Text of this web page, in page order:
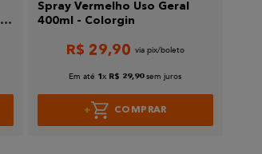
Spray Vermelho Uso Geral
400ml - Colorgin
R$ 29,90
Em até 1x R$ 29,90 sem juros
COMPRAR